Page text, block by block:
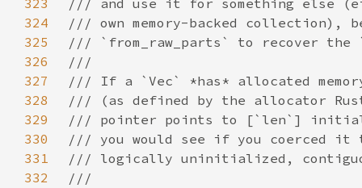
323
324
325
326
327
328
329
330
331
332